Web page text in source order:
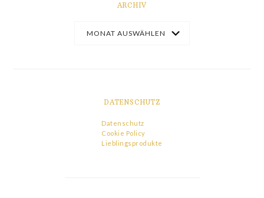
ARCHIV
DATENSCHUTZ
Datenschutz
Cookie Policy
Lieblingsprodukte